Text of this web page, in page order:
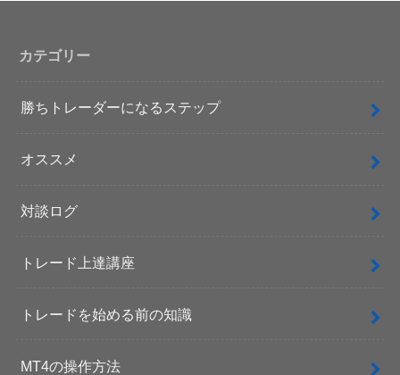
カテゴリー
勝ちトレーダーになるステップ
オススメ
対談ログ
トレード上達講座
トレードを始める前の知識
MT4の操作方法